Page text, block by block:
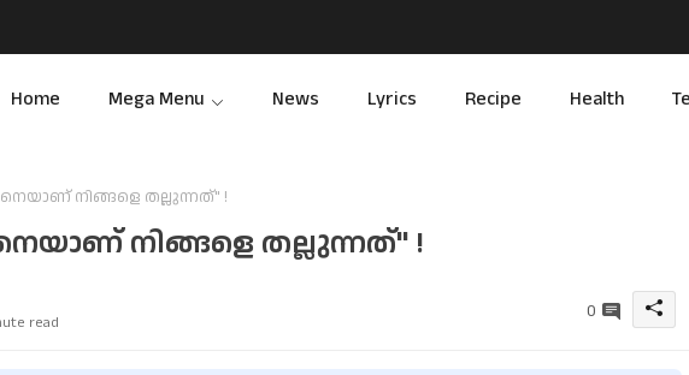
Home Mega Menu News Lyrics Recipe Health
നിങ്ങളെ തല്ലുന്നത്" !
നിങ്ങളെ തല്ലുന്നത്" !
read 0